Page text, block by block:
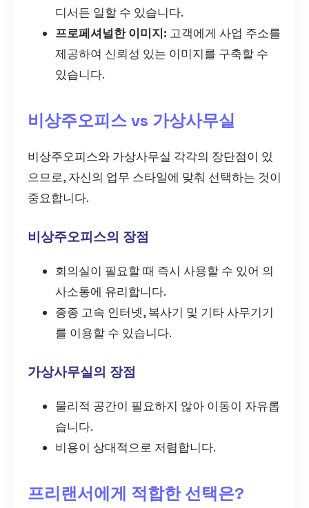
디서든 일할 수 있습니다.
프로페셔널한 이미지: 고객에게 사업 주소를
제공하여 신뢰성 있는 이미지를 구축할 수
있습니다.
비상주오피스 vs 가상사무실
비상주오피스와 가상사무실 각각의 장단점이 있
으므로, 자신의 업무 스타일에 맞춰 선택하는 것이
중요합니다.
비상주오피스의 장점
회의실이 필요할 때 즉시 사용할 수 있어 의
사소통에 유리합니다.
종종 고속 인터넷, 복사기 및 기타 사무기기
를 이용할 수 있습니다.
가상사무실의 장점
물리적 공간이 필요하지 않아 이동이 자유롭
습니다.
비용이 상대적으로 저렴합니다.
프리랜서에게 적합한 선택은?